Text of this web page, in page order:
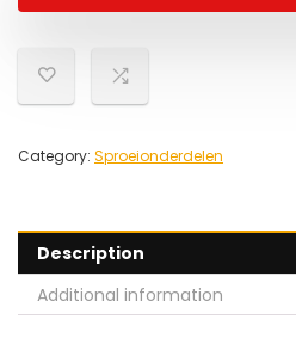
Category: Sproeionderdelen
Description
Additional information